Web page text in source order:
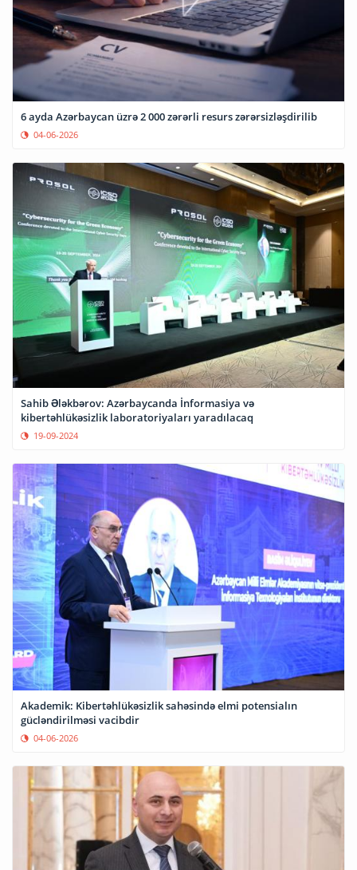
6 ayda Azərbaycan üzrə 2 000 zərərli resurs zərərsizləşdirilib
04-06-2026
Sahib Ələkbərov: Azərbaycanda İnformasiya və
kibertəhlükəsizlik laboratoriyaları yaradılacaq
19-09-2024
Akademik: Kibertəhlükəsizlik sahəsində elmi potensialın
gücləndirilməsi vacibdir
04-06-2026